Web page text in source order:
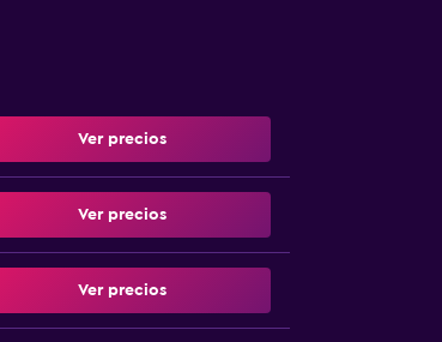
Ver precios
Ver precios
Ver precios